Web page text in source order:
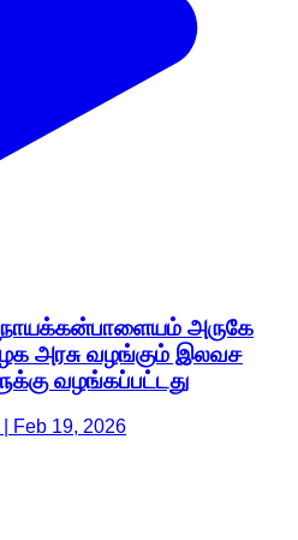
அருகே
அரசு வழங்கும் இலவச
வழங்கப்பட்டது
Feb 19, 2026